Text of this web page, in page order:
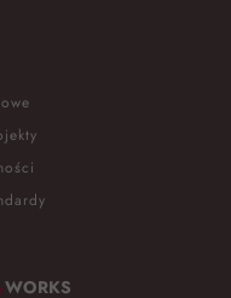
WORKS